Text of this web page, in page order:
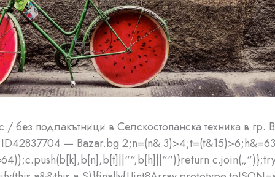
/ без подлакътници в Селскостопанска техника в гр.
— Bazar.bg 2;n=(n&